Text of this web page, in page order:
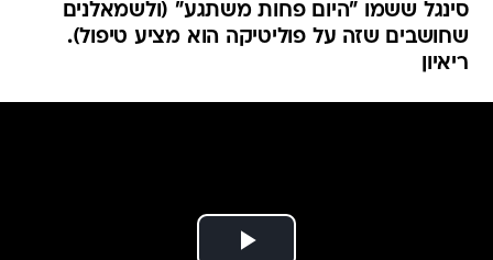
סינגל ששמו "היום פחות משתגע" (ולשמאלנים
שחושבים שזה על פוליטיקה הוא מציע טיפול).
ריאיון